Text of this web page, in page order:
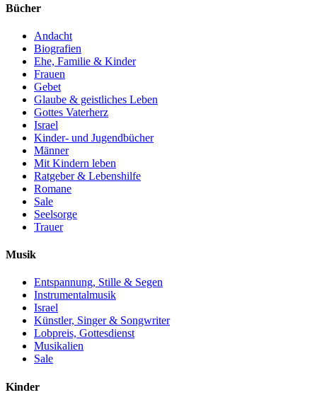
Bücher
Andacht
Biografien
Ehe, Familie & Kinder
Frauen
Gebet
Glaube & geistliches Leben
Gottes Vaterherz
Israel
Kinder- und Jugendbücher
Männer
Mit Kindern leben
Ratgeber & Lebenshilfe
Romane
Sale
Seelsorge
Trauer
Musik
Entspannung, Stille & Segen
Instrumentalmusik
Israel
Künstler, Singer & Songwriter
Lobpreis, Gottesdienst
Musikalien
Sale
Kinder